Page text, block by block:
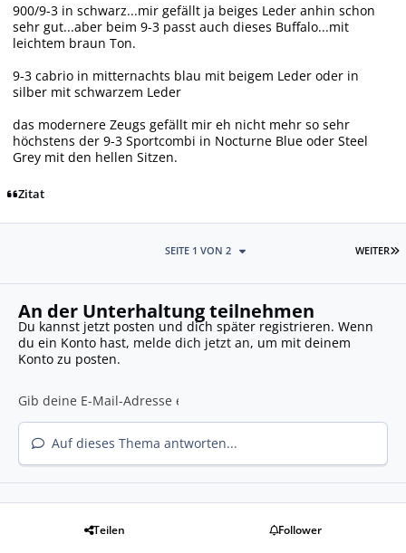
900/9-3 in schwarz...mir gefällt ja beiges Leder anhin schon
sehr gut...aber beim 9-3 passt auch dieses Buffalo...mit
leichtem braun Ton.
9-3 cabrio in mitternachts blau mit beigem Leder oder in
silber mit schwarzem Leder
das modernere Zeugs gefällt mir eh nicht mehr so sehr
höchstens der 9-3 Sportcombi in Nocturne Blue oder Steel
Grey mit den hellen Sitzen.
Zitat
WEITER
SEITE 1 VON 2
An der Unterhaltung teilnehmen
Du kannst jetzt posten und dich später registrieren. Wenn
du ein Konto hast, melde dich jetzt an, um mit deinem
Konto zu posten.
Auf dieses Thema antworten...
Teilen Follower